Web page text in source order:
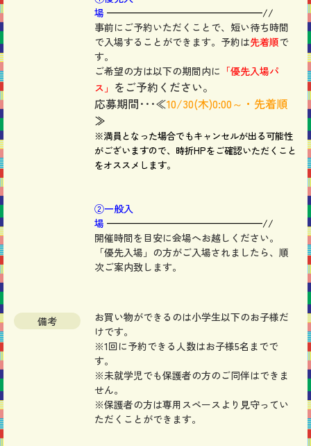
場 ————————————————//
事前にご予約いただくことで、短い待ち時間
で入場することができます。予約は先着順で
す。
ご希望の方は以下の期間内に 「優先入場パ
ス」 をご予約ください。
応募期間･･･≪10/30(木)0:00～・先着順
≫
※満員となった場合でもキャンセルが出る可能性
がございますので、時折HPをご確認いただくこと
をオススメします。
②一般入
場 ————————————————//
開催時間を目安に会場へお越しください。
「優先入場」の方がご入場されましたら、順
次ご案内致します。
備考
お買い物ができるのは小学生以下のお子様だ
けです。
※1回に予約できる人数はお子様5名までで
す。
※未就学児でも保護者の方のご同伴はできま
せん。
※保護者の方は専用スペースより見守ってい
ただくことができます。